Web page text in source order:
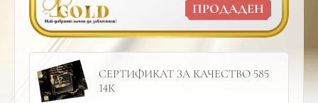
ПРОДАДЕН
СЕРТИФИКАТ ЗА КАЧЕСТВО 585
14К